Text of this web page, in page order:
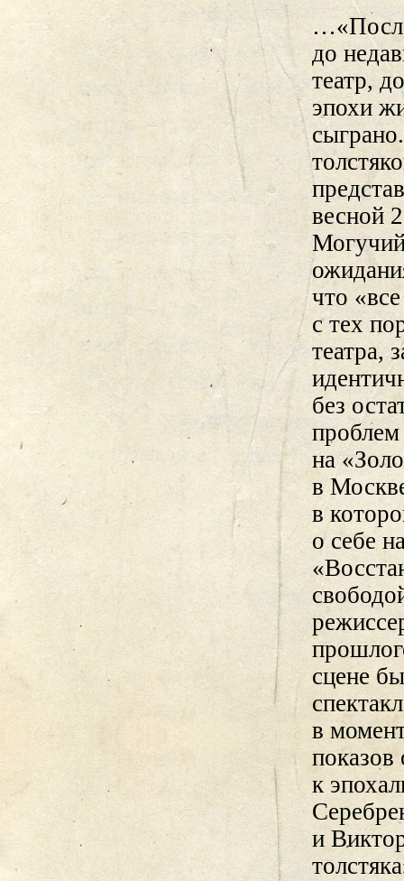
до
театр,
эпохи
весной
что
с тех
театра,
без
на
в
в
о себе
сцене
в
к
и